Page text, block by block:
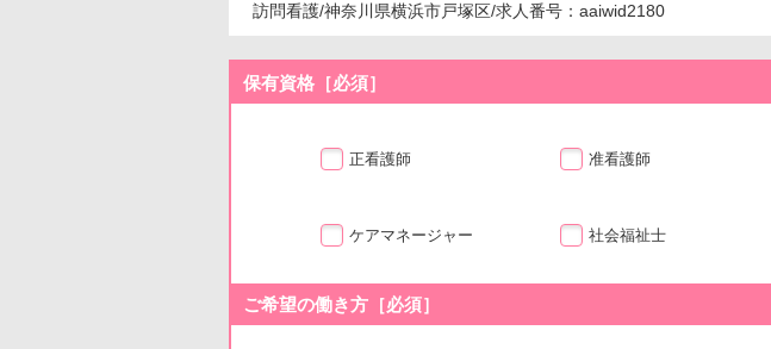
訪問看護/神奈川県横浜市戸塚区/求人番号：aaiwid2180
保有資格［必須］
正看護師 准看護師
ケアマネージャー 社会福祉士
ご希望の働き方［必須］